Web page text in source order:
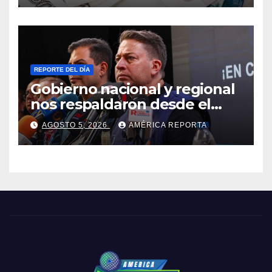
REPORTE DEL DÍA
Gobierno nacional y regional
nos respaldaron desde el
primer momento tras
terremotos del 24J
AGOSTO 5, 2026 AMÉRICA REPORTA